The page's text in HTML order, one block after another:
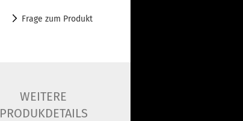
Frage zum Produkt
WEITERE
PRODUKDETAILS